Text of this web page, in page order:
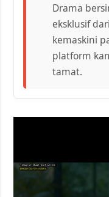
Drama
eksklusif
kemaskini
platform
tamat.